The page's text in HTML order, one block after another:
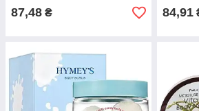
87,48 ₴ 84,91